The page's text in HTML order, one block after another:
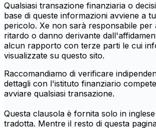
Qualsiasi transazione finanziaria o
base di queste informazioni avviene a
pericolo. Xe non sarà responsabile per
ritardo o danno derivante
alcun rapporto con terze parti le cui
visualizzate su questo sito.
Raccomandiamo di verificare
dettagli con l'istituto finanziario
avviare qualsiasi transazione.
Questa clausola è fornita solo in
tradotta. Mentre il resto di questa